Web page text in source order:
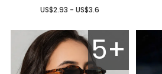
US$2.93 - US$3.6
5+